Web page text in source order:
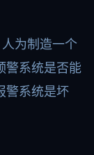
人为制造一个
警系统是否能
警系统是坏